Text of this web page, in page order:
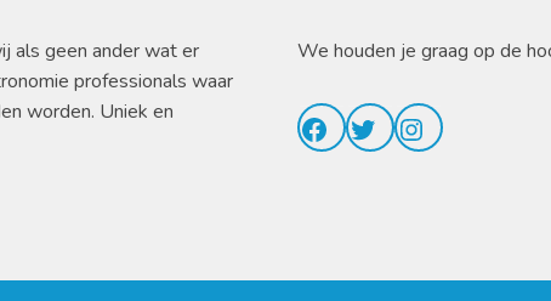
als geen ander wat er
professionals waar
worden. Uniek en
We houden je graag op de
Facebook
TwitterInstagram